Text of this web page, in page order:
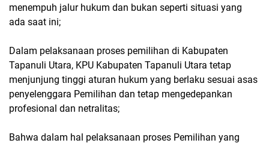
menempuh jalur hukum dan bukan seperti situasi yang
ada saat ini;
Dalam pelaksanaan proses pemilihan di Kabupaten
Tapanuli Utara, KPU Kabupaten Tapanuli Utara tetap
menjunjung tinggi aturan hukum yang berlaku sesuai asas
penyelenggara Pemilihan dan tetap mengedepankan
profesional dan netralitas;
Bahwa dalam hal pelaksanaan proses Pemilihan yang